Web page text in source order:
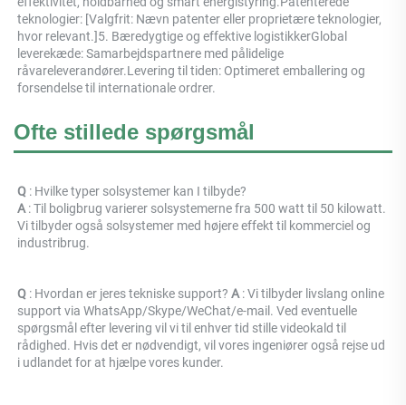
teknologier: [Valgfrit: Nævn patenter eller proprietære teknologier,
hvor relevant.]5. Bæredygtige og effektive logistikkerGlobal
leverekæde: Samarbejdspartnere med pålidelige
råvareleverandører.Levering til tiden: Optimeret emballering og
forsendelse til internationale ordrer.
Ofte stillede spørgsmål
Q : Hvilke typer solsystemer kan I tilbyde?
A : Til boligbrug varierer solsystemerne fra 500 watt til 50 kilowatt.
Vi tilbyder også solsystemer med højere effekt til kommerciel og
industribrug.
Q : Hvordan er jeres tekniske support? A : Vi tilbyder livslang online
support via WhatsApp/Skype/WeChat/e-mail. Ved eventuelle
spørgsmål efter levering vil vi til enhver tid stille videokald til
rådighed. Hvis det er nødvendigt, vil vores ingeniører også rejse ud
i udlandet for at hjælpe vores kunder.